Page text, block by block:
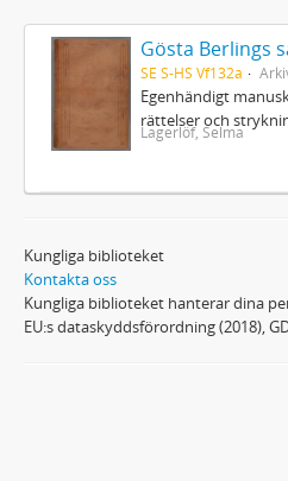
SE S-HS Vf132a
Egenhändigt
rättelser och
Lagerlöf, Selma
Kungliga biblioteket
Kontakta oss
Kungliga biblioteket hanterar dina
EU:s dataskyddsförordning (2018),